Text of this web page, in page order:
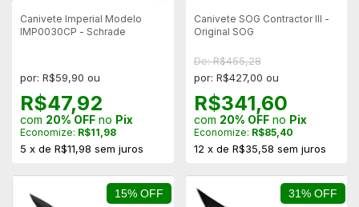
Canivete Imperial Modelo
IMP0030CP - Schrade
por: R$59,90 ou
R$47,92
com 20% OFF no Pix
Economize: R$11,98
5 x de R$11,98 sem juros
Canivete SOG Contractor III -
Original SOG
De: R$455,28
por: R$427,00 ou
R$341,60
com 20% OFFno Pix
Economize: R$85,40
12 x de R$35,58 sem juros
15% OFF 31% OFF